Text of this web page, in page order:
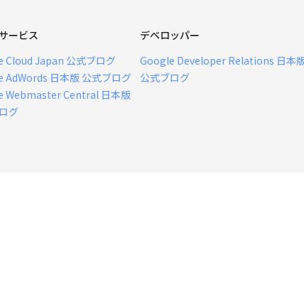
ービス
Cloud Japan 公式ブログ
AdWords 日本版 公式ブログ
Webmaster Central 日本版
グ
デベロッパー
Google Developer Relations 日本
公式ブログ